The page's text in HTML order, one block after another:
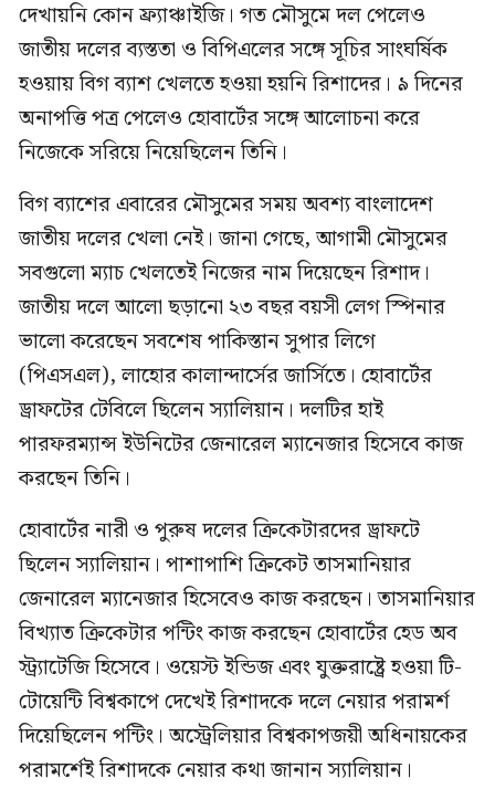
দেখায়নি কোন ফ্র্যাঞ্চাইজি। গত মৌসুমে দল পেলেও
জাতীয় দলের ব্যস্ততা ও বিপিএলের সঙ্গে সূচির সাংঘর্ষিক
হওয়ায় বিগ ব্যাশ খেলতে হওয়া হয়নি রিশাদের। ৯ দিনের
অনাপত্তি পত্র পেলেও হোবার্টের সঙ্গে আলোচনা করে
নিজেকে সরিয়ে নিয়েছিলেন তিনি।
বিগ ব্যাশের এবারের মৌসুমের সময় অবশ্য বাংলাদেশ
জাতীয় দলের খেলা নেই। জানা গেছে, আগামী মৌসুমের
সবগুলো ম্যাচ খেলতেই নিজের নাম দিয়েছেন রিশাদ।
জাতীয় দলে আলো ছড়ানো ২৩ বছর বয়সী লেগ স্পিনার
ভালো করেছেন সবশেষ পাকিস্তান সুপার লিগে
(পিএসএল), লাহোর কালান্দার্সের জার্সিতে। হোবার্টের
ড্রাফটের টেবিলে ছিলেন স্যালিয়ান। দলটির হাই
পারফরম্যান্স ইউনিটের জেনারেল ম্যানেজার হিসেবে কাজ
করছেন তিনি।
হোবার্টের নারী ও পুরুষ দলের ক্রিকেটারদের ড্রাফটে
ছিলেন স্যালিয়ান। পাশাপাশি ক্রিকেট তাসমানিয়ার
জেনারেল ম্যানেজার হিসেবেও কাজ করছেন। তাসমানিয়ার
বিখ্যাত ক্রিকেটার পন্টিং কাজ করছেন হোবার্টের হেড অব
স্ট্র্যাটেজি হিসেবে। ওয়েস্ট ইন্ডিজ এবং যুক্তরাষ্ট্রে হওয়া টি-
টোয়েন্টি বিশ্বকাপে দেখেই রিশাদকে দলে নেয়ার পরামর্শ
দিয়েছিলেন পন্টিং। অস্ট্রেলিয়ার বিশ্বকাপজয়ী অধিনায়কের
পরামর্শেই রিশাদকে নেয়ার কথা জানান স্যালিয়ান।